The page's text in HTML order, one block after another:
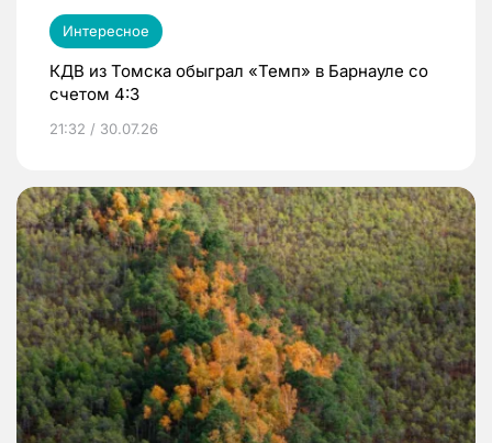
Интересное
КДВ из Томска обыграл «Темп» в Барнауле со
счетом 4:3
21:32 / 30.07.26